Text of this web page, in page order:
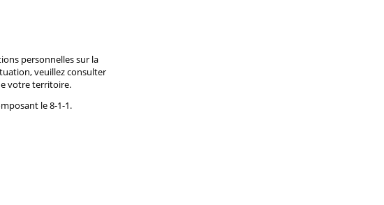
personnelles sur la
veuillez consulter
votre territoire.
le 8-1-1.